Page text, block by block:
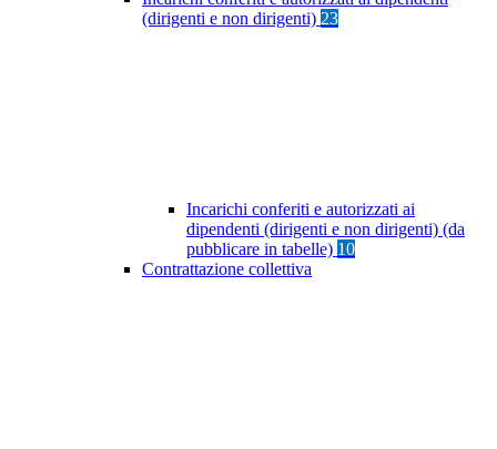
(dirigenti e non dirigenti) 23
Incarichi conferiti e autorizzati ai
dipendenti (dirigenti e non dirigenti) (da
pubblicare in tabelle) 10
Contrattazione collettiva